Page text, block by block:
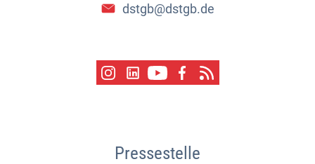
dstgb@dstgb.de
Pressestelle